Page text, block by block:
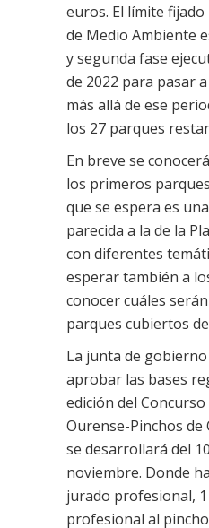
euros. El límite
de Medio Ambiente
y segunda fase
de 2022 para pasar
más allá de ese
los 27 parques
En breve se
los primeros
que se espera es
parecida a la de la
con diferentes
esperar también a
conocer cuáles
parques cubiertos
La junta de
aprobar las bases
edición del
Ourense-Pinchos de
se desarrollará del
noviembre. Donde
jurado profesional,
profesional al